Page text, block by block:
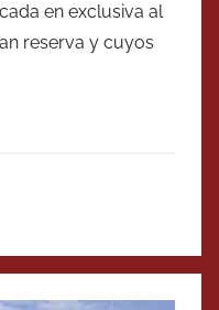
en exclusiva al
reserva y cuyos